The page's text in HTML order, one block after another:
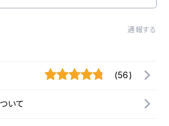
通報する
(56)
いて